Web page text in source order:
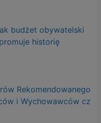
budżet obywatelski
historię
Rekomendowanego
i Wychowawców cz